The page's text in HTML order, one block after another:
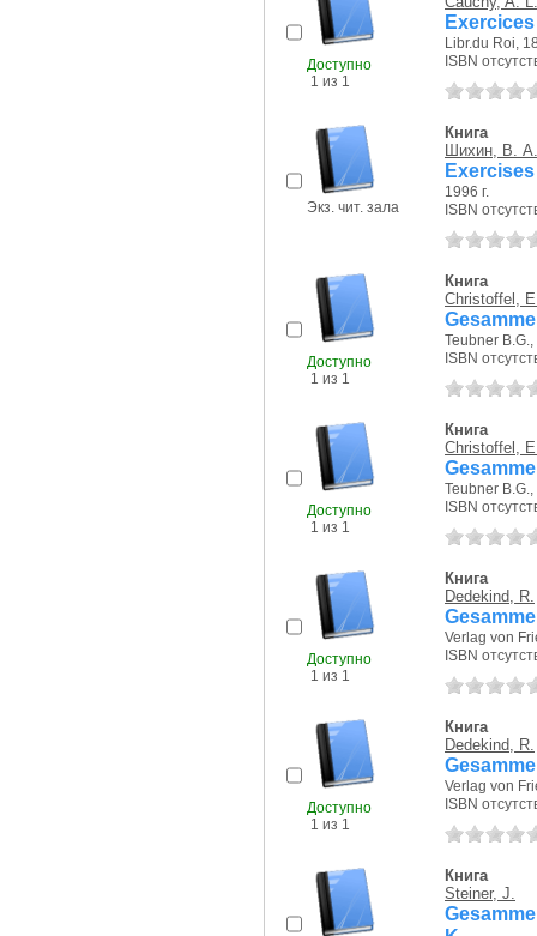
Доступно
1 из 1
Libr.du Roi,
ISBN
Экз. чит. зала
Книга
Шихин, В. А.
1996 г.
ISBN
Доступно
1 из 1
Книга
Christoffel,
Teubner B.G.,
ISBN
Доступно
1 из 1
Книга
Christoffel,
Teubner B.G.,
ISBN
Доступно
1 из 1
Книга
Dedekind, R.
Verlag von
ISBN
Доступно
1 из 1
Книга
Dedekind, R.
Verlag von
ISBN
Книга
Steiner, J.